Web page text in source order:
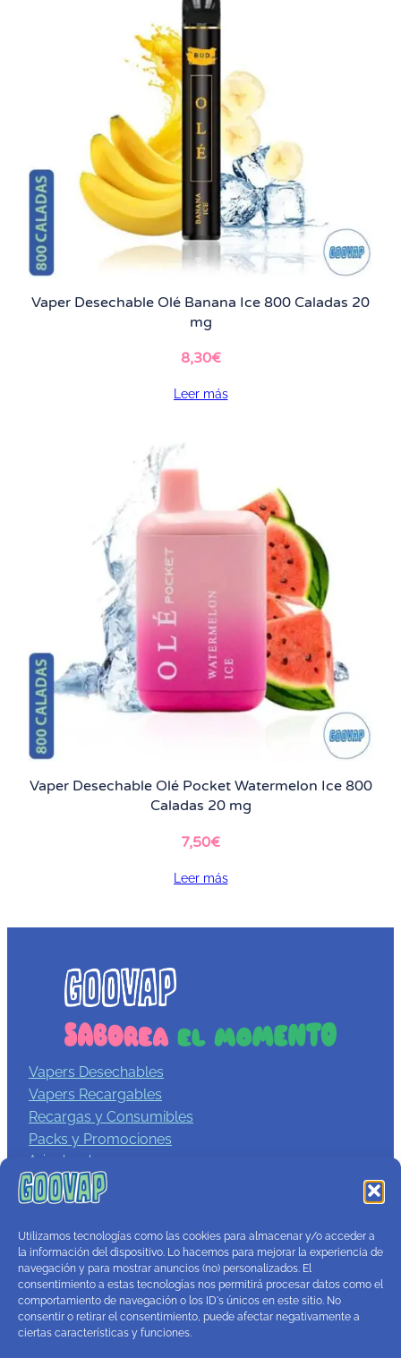
Utilizamos tecnologías como las cookies para almacenar y/o acceder a
la información del dispositivo. Lo hacemos para mejorar la experiencia de
navegación y para mostrar anuncios (no) personalizados. El
consentimiento a estas tecnologías nos permitirá procesar datos como el
comportamiento de navegación o los ID's únicos en este sitio. No
consentir o retirar el consentimiento, puede afectar negativamente a
ciertas características y funciones.
Vaper Desechable Olé Banana Ice 800 Caladas 20
mg
8,30€
Leer más
Vaper Desechable Olé Pocket Watermelon Ice 800
Caladas 20 mg
7,50€
Leer más
Vapers Desechables
Vapers Recargables
Recargas y Consumibles
Packs y Promociones
Aviso legal
Política de privacidad
Términos y condiciones
Contacto